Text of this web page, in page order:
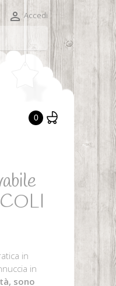
 Accedi

0
in
in
sono